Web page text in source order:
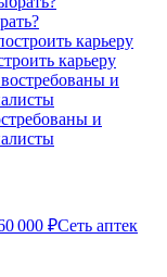
карьеру
и
000 ₽Сеть аптек